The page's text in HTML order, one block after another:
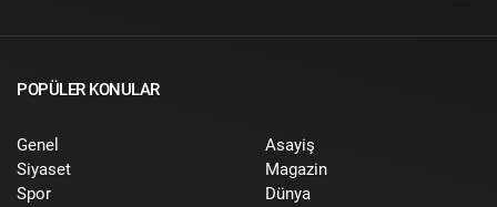
POPÜLER KONULAR
Genel
Siyaset
Spor
Asayiş
Magazin
Dünya